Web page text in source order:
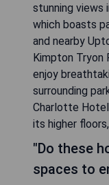
stunning views
which boasts
and nearby
Kimpton Tryon
enjoy
surrounding
Charlotte
its higher
"Do these
spaces to